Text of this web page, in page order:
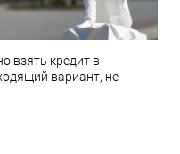
взять кредит в
вариант, не